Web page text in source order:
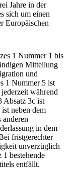
Jahre in der
sich um einen
Europäischen
1 Nummer 1 bis
Mitteilung
und
1 Nummer 5 ist
während
Absatz 3c ist
neben dem
anderen
in dem
fristgerechter
unverzüglich
bestehende
entfällt.